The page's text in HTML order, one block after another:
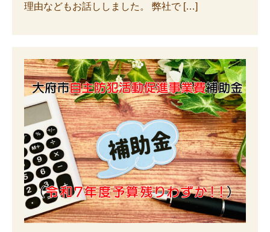
理由などもお話ししました。 弊社で […]